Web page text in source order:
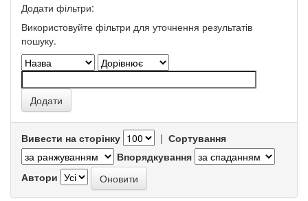
Додати фільтри:
Використовуйте фільтри для уточнення результатів
пошуку.
Вивести на сторінку | Сортування
Впорядкування
Автори